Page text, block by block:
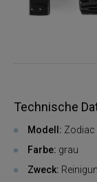
Technische
Modell: Zodiac
Farbe: grau
Zweck: